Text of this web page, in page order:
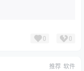
0 0
推荐 软件